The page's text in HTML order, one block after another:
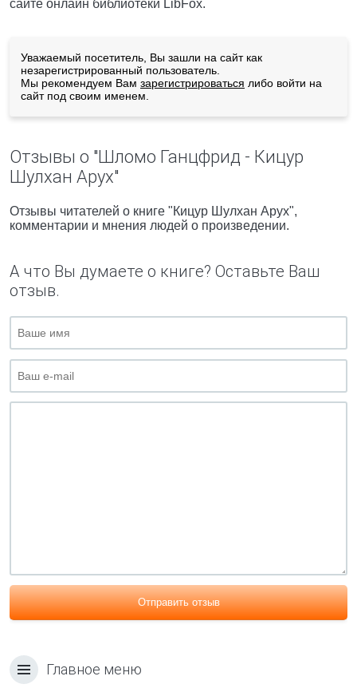
сайте онлайн библиотеки LibFox.
Уважаемый посетитель, Вы зашли на сайт как
незарегистрированный пользователь.
Мы рекомендуем Вам зарегистрироваться либо войти на
сайт под своим именем.
Отзывы о "Шломо Ганцфрид - Кицур
Шулхан Арух"
Отзывы читателей о книге "Кицур Шулхан Арух",
комментарии и мнения людей о произведении.
А что Вы думаете о книге? Оставьте Ваш
отзыв.
Отправить отзыв
Главное меню